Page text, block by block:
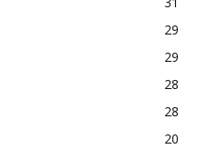
29
29
28
28
20